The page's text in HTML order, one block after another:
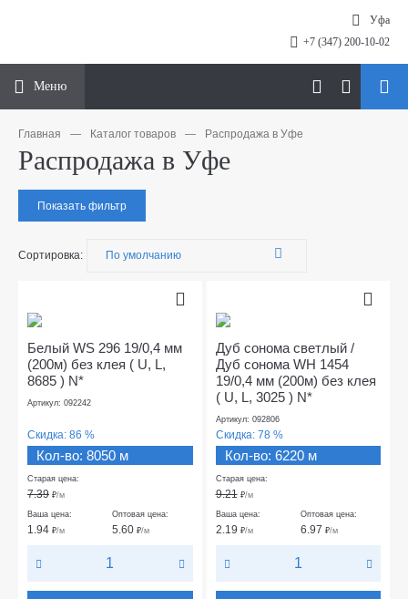
Уфа
+7 (347) 200-10-02
Меню
Главная — Каталог товаров — Распродажа в Уфе
Распродажа в Уфе
Показать фильтр
Сортировка:
Белый WS 296 19/0,4 мм
(200м) без клея ( U, L,
8685 ) N*
Артикул: 092242
Скидка: 86 %
Кол-во: 8050 м
Старая цена:
7.39 ₽/м
Ваша цена:
1.94 ₽/м
Оптовая цена:
5.60₽/м
Дуб сонома светлый /
Дуб сонома WH 1454
19/0,4 мм (200м) без клея
( U, L, 3025 ) N*
Артикул: 092806
Скидка: 78 %
Кол-во: 6220 м
Старая цена:
9.21 ₽/м
Ваша цена:
2.19 ₽/м
Оптовая цена:
6.97 ₽/м